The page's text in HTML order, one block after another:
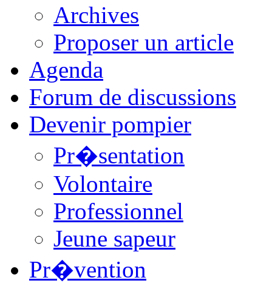
Archives
Proposer un article
Agenda
Forum de discussions
Devenir pompier
Pr�sentation
Volontaire
Professionnel
Jeune sapeur
Pr�vention